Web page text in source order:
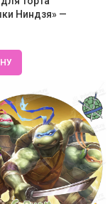
Ниндзя» —